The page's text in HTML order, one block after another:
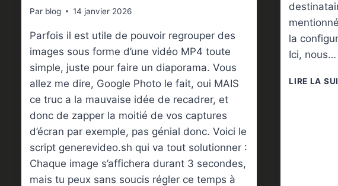
Par blog 14 janvier 2026
Parfois il est utile de pouvoir regrouper des
images sous forme d’une vidéo MP4 toute
simple, juste pour faire un diaporama. Vous
allez me dire, Google Photo le fait, oui MAIS
ce truc a la mauvaise idée de recadrer, et
donc de zapper la moitié de vos captures
d’écran par exemple, pas génial donc. Voici le
script generevideo.sh qui va tout solutionner :
Chaque image s’affichera durant 3 secondes,
mais tu peux sans soucis régler ce temps à
la
Ici, nous…
LIRE LA